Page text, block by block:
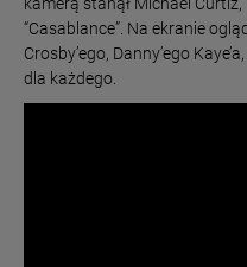
kamerą stanął Michael
“Casablance”. Na ekranie
Crosby’ego, Danny’ego
dla każdego.